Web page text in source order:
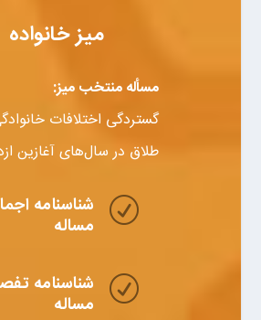
میز خانواده
مسأله منتخب میز:
گستردگی اختلافات
طلاق در سال‌های آغازین
R شناسنامه
مساله
R شناسنامه
مساله